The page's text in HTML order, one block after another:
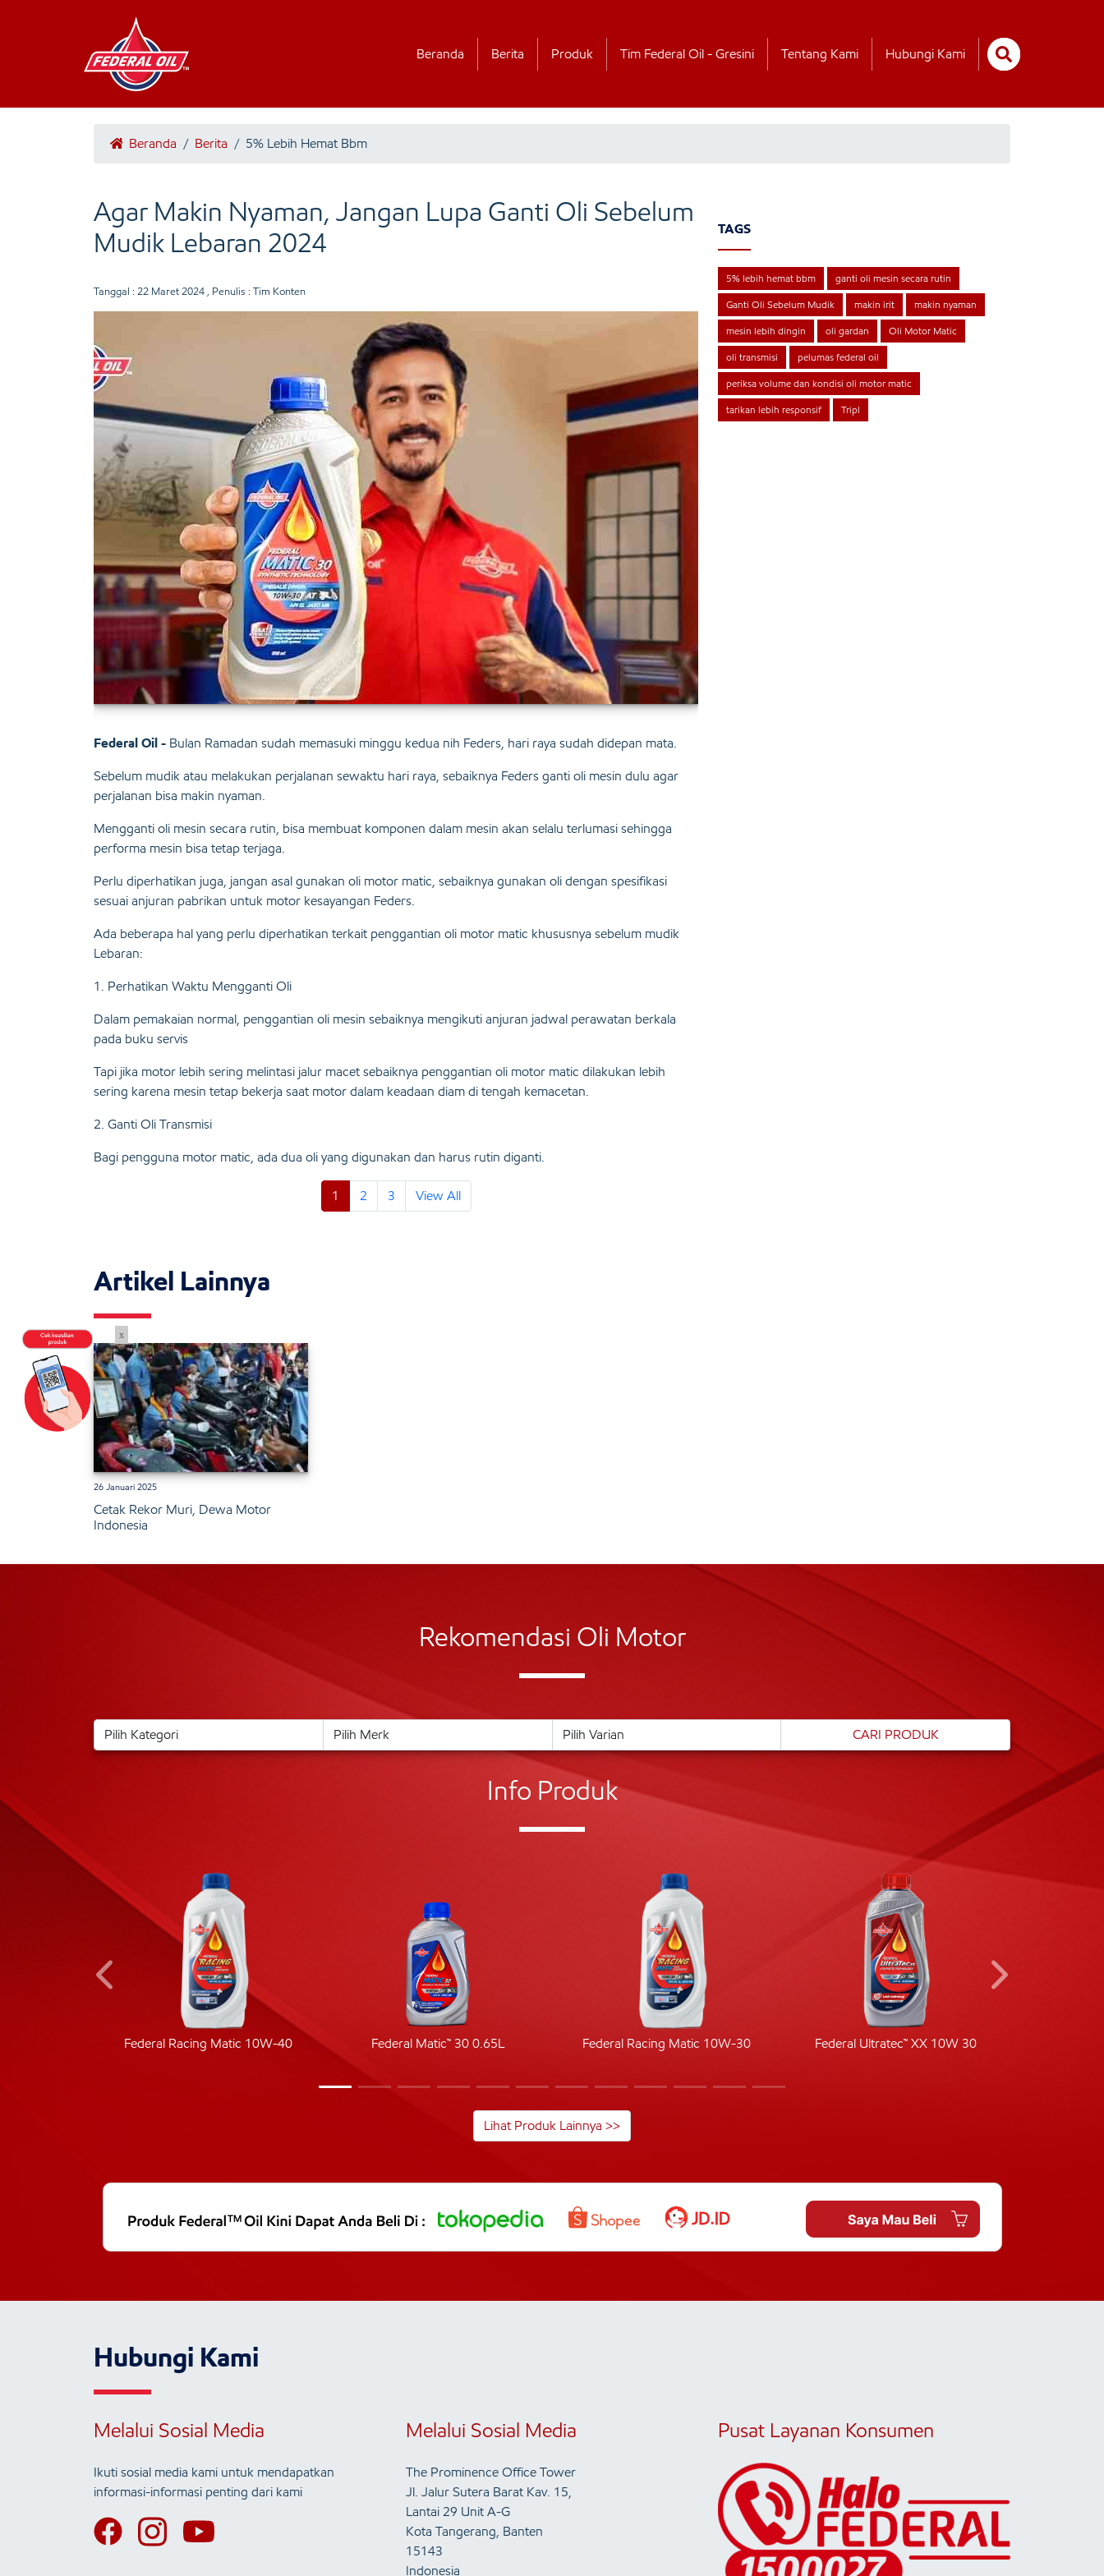
Beranda Berita Produk Tim Federal Oil - Gresini Tentang Kami Hubungi Kami
Beranda / Berita / 5% Lebih Hemat Bbm
Agar Makin Nyaman, Jangan Lupa Ganti Oli Sebelum
Mudik Lebaran 2024
Tanggal : 22 Maret 2024 , Penulis : Tim Konten
Federal Oil - Bulan Ramadan sudah memasuki minggu kedua nih Feders, hari raya sudah didepan mata.
Sebelum mudik atau melakukan perjalanan sewaktu hari raya, sebaiknya Feders ganti oli mesin dulu agar
perjalanan bisa makin nyaman.
Mengganti oli mesin secara rutin, bisa membuat komponen dalam mesin akan selalu terlumasi sehingga
performa mesin bisa tetap terjaga.
Perlu diperhatikan juga, jangan asal gunakan oli motor matic, sebaiknya gunakan oli dengan spesifikasi
sesuai anjuran pabrikan untuk motor kesayangan Feders.
Ada beberapa hal yang perlu diperhatikan terkait penggantian oli motor matic khususnya sebelum mudik
Lebaran:
1. Perhatikan Waktu Mengganti Oli
Dalam pemakaian normal, penggantian oli mesin sebaiknya mengikuti anjuran jadwal perawatan berkala
pada buku servis
Tapi jika motor lebih sering melintasi jalur macet sebaiknya penggantian oli motor matic dilakukan lebih
sering karena mesin tetap bekerja saat motor dalam keadaan diam di tengah kemacetan.
2. Ganti Oli Transmisi
Bagi pengguna motor matic, ada dua oli yang digunakan dan harus rutin diganti.
1 2 3 View All
TAGS
5% lebih hemat bbm ganti oli mesin secara rutin
Ganti Oli Sebelum Mudik makin irit makin nyaman
mesin lebih dingin oli gardan Oli Motor Matic
oli transmisi pelumas federal oil
periksa volume dan kondisi oli motor matic
tarikan lebih responsif Tripl
Artikel Lainnya
26 Januari 2025
Cetak Rekor Muri, Dewa Motor
Indonesia
Rekomendasi Oli Motor
Info Produk
Federal Racing Matic 10W-40 Federal Matic™ 30 0.65L Federal Racing Matic 10W-30 Federal Ultratec™ XX 10W 30
Lihat Produk Lainnya >>
Hubungi Kami
Melalui Sosial Media
Ikuti sosial media kami untuk mendapatkan
informasi-informasi penting dari kami
Melalui Sosial Media
The Prominence Office Tower
Jl. Jalur Sutera Barat Kav. 15,
Lantai 29 Unit A-G
Kota Tangerang, Banten
15143
Indonesia
Pusat Layanan Konsumen
x